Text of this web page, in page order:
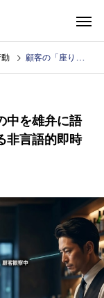
動 顧客の「座り方」と「視線」が心の中を雄弁に語る――飲食店のカウンターにおける非言語的即時性とシン・スライシングの科学
中を雄弁に語
非言語的即時